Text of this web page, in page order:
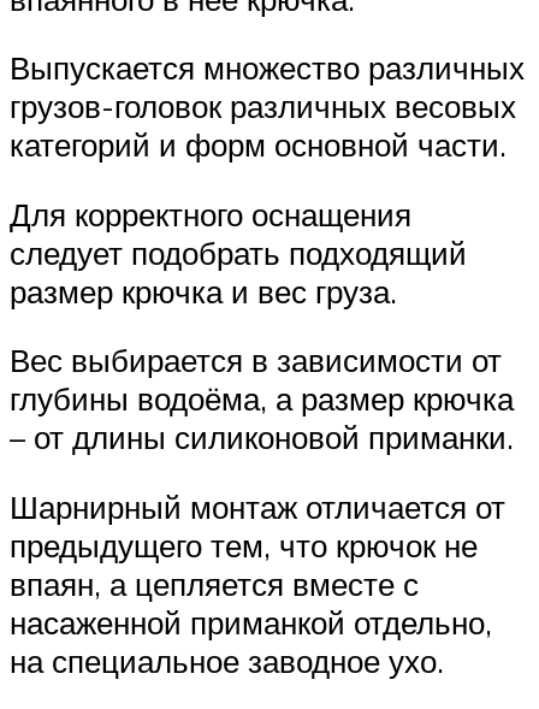
Выпускается множество различных
грузов-головок различных весовых
категорий и форм основной части.
Для корректного оснащения
следует подобрать подходящий
размер крючка и вес груза.
Вес выбирается в зависимости от
глубины водоёма, а размер крючка
– от длины силиконовой приманки.
Шарнирный монтаж отличается от
предыдущего тем, что крючок не
впаян, а цепляется вместе с
насаженной приманкой отдельно,
на специальное заводное ухо.